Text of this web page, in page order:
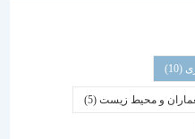
محیط زیست(5)